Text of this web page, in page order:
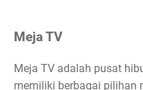
Meja TV
Meja TV adalah pusat
memiliki berbagai pilihan